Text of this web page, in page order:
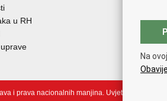
u RH
Savjet
Ured
i prava nacionalnih manjina. Uvjeti korištenja
Na